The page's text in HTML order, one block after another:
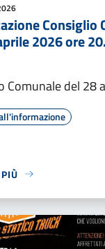
Consiglio
2026 ore
Comunale del 28